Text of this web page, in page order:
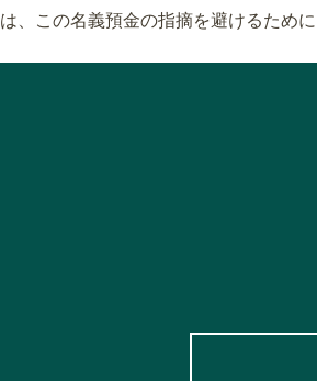
は、この名義預金の指摘を避けるため